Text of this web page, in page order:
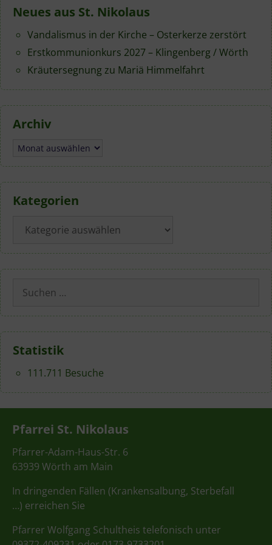
Neues aus St. Nikolaus
Vandalismus in der Kirche – Osterkerze zerstört
Erstkommunionkurs 2027 – Klingenberg / Wörth
Kräutersegnung zu Mariä Himmelfahrt
Archiv
Archiv
Kategorien
Suchen
nach:
Statistik
111.711 Besuche
Pfarrei St. Nikolaus
Pfarrer-Adam-Haus-Str. 6
63939 Wörth am Main
In dringenden Fällen (Krankensalbung, Sterbefall
…) erreichen Sie
Pfarrer Wolfgang Schultheis telefonisch unter